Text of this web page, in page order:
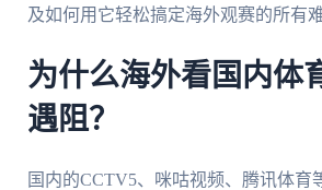
及如何用它轻松搞定海外观赛的所有难
为什么海外看国内体
遇阻？
国内的CCTV5、咪咕视频、腾讯体育